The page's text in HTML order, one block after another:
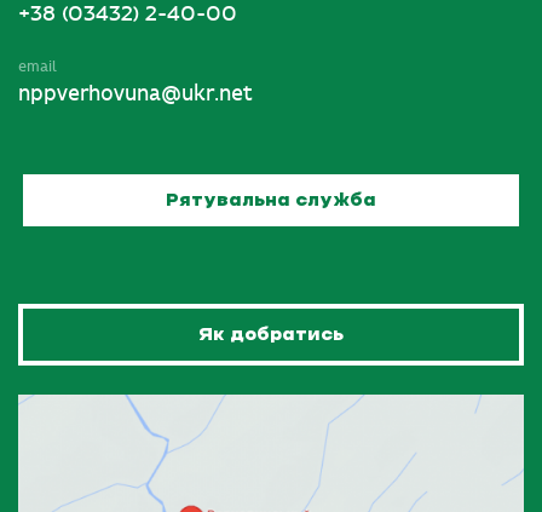
+38 (03432) 2-40-00
email
nppverhovuna@ukr.net
Рятувальна служба
Як добратись